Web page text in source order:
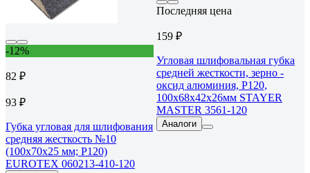
-12%
82 ₽
93 ₽
Губка угловая для шлифования
средняя жесткость №10
(100x70x25 мм; Р120)
EUROTEX 060213-410-120
Последняя цена
159 ₽
Угловая шлифовальная губка
средней жесткости, зерно -
оксид алюминия, Р120,
100x68x42x26мм STAYER
MASTER 3561-120
Аналоги